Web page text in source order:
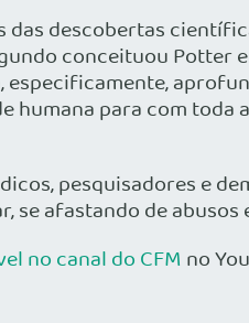
das descobertas
conceituou Potter
para com toda
pesquisadores e
se afastando de
no canal do CFM no